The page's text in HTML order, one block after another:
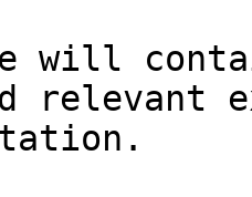
will
relevant